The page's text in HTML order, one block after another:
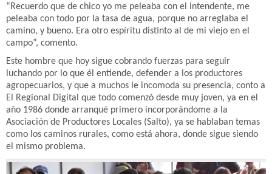
“Recuerdo que de chico yo me peleaba con el intendente, me
peleaba con todo por la tasa de agua, porque no arreglaba el
camino, y bueno. Era otro espíritu distinto al de mi viejo en el
campo”, comento.
Este hombre que hoy sigue cobrando fuerzas para seguir
luchando por lo que él entiende, defender a los productores
agropecuarios, y que a muchos le incomoda su presencia, conto a
El Regional Digital que todo comenzó desde muy joven, ya en el
año 1986 donde arranqué primero incorporándome a la
Asociación de Productores Locales (Salto), ya se hablaban temas
como los caminos rurales, como está ahora, donde sigue siendo
el mismo problema.